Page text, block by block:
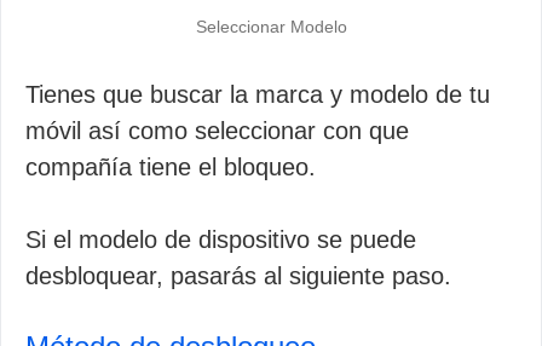
Seleccionar Modelo
Tienes que buscar la marca y modelo de tu
móvil así como seleccionar con que
compañía tiene el bloqueo.
Si el modelo de dispositivo se puede
desbloquear, pasarás al siguiente paso.